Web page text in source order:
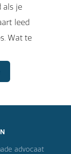
als je
leed
Wat te
advocaat